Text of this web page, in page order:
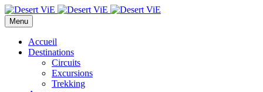
Menu
Accueil
Destinations
Circuits
Excursions
Trekking